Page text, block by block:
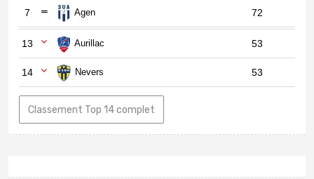
7 Agen 72
13 Aurillac 53
14 Nevers 53
Classement Top 14 complet